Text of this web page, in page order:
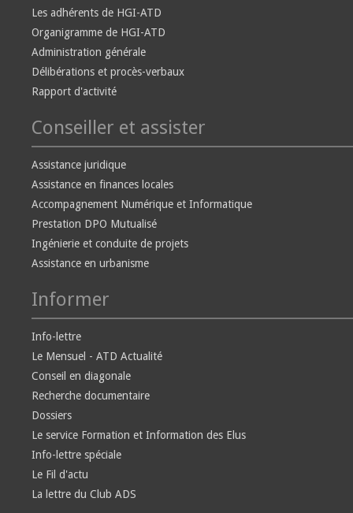
Les adhérents de HGI-ATD
Organigramme de HGI-ATD
Administration générale
Délibérations et procès-verbaux
Rapport d'activité
Conseiller et assister
Assistance juridique
Assistance en finances locales
Accompagnement Numérique et Informatique
Prestation DPO Mutualisé
Ingénierie et conduite de projets
Assistance en urbanisme
Informer
Info-lettre
Le Mensuel - ATD Actualité
Conseil en diagonale
Recherche documentaire
Dossiers
Le service Formation et Information des Elus
Info-lettre spéciale
Le Fil d'actu
La lettre du Club ADS